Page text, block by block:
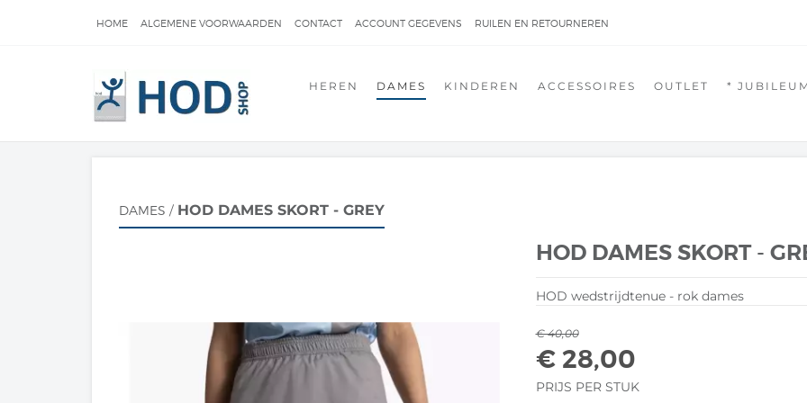
HOME ALGEMENE VOORWAARDEN CONTACT ACCOUNT GEGEVENS RUILEN EN RETOURNEREN
HEREN DAMES KINDEREN ACCESSOIRES OUTLET *
DAMES / HOD DAMES SKORT - GREY
HOD DAMES SKORT -
HOD wedstrijdtenue - rok dames
€ 40,00
€ 28,00
PRIJS PER STUK